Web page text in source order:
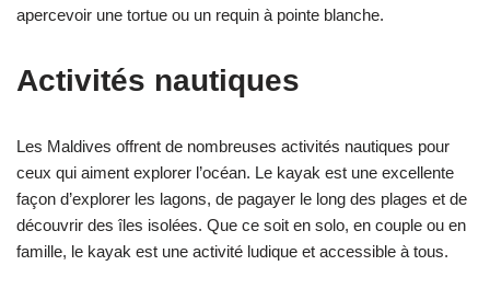
apercevoir une tortue ou un requin à pointe blanche.
Activités nautiques
Les Maldives offrent de nombreuses activités nautiques pour
ceux qui aiment explorer l’océan. Le kayak est une excellente
façon d’explorer les lagons, de pagayer le long des plages et de
découvrir des îles isolées. Que ce soit en solo, en couple ou en
famille, le kayak est une activité ludique et accessible à tous.